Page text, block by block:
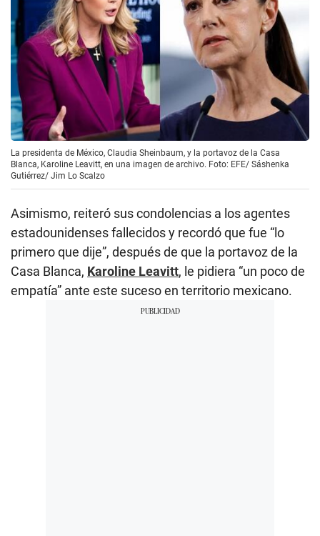
La presidenta de México, Claudia Sheinbaum, y la portavoz de la Casa
Blanca, Karoline Leavitt, en una imagen de archivo. Foto: EFE/ Sáshenka
Gutiérrez/ Jim Lo Scalzo
Asimismo, reiteró sus condolencias a los agentes
estadounidenses fallecidos y recordó que fue “lo
primero que dije”, después de que la portavoz de la
Casa Blanca, Karoline Leavitt, le pidiera “un poco de
empatía” ante este suceso en territorio mexicano.